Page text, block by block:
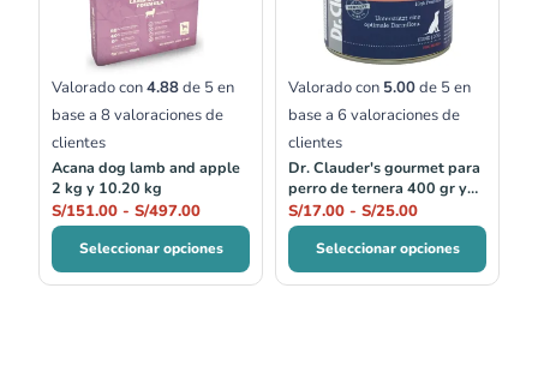
Valorado con4.88de 5 en
base a 8valoraciones de
clientes
Acana dog lamb and apple
2 kg y 10.20 kg
S/151.00 - S/497.00
S/497.00
Seleccionar opciones
Valorado con 5.00de 5 en
base a 6 valoraciones de
clientes
Dr. Clauder's gourmet para
perro de ternera 400 gr y
800 gr
S/17.00 - S/25.00
hasta
S/25.00
Seleccionar opciones